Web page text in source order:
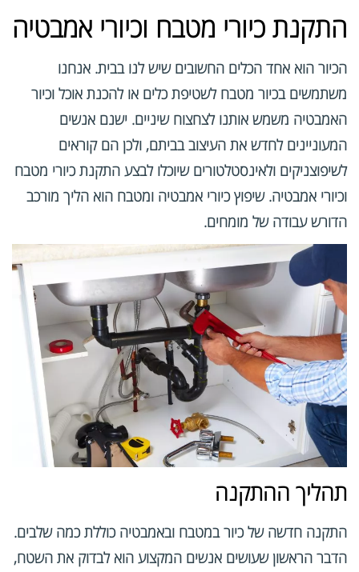
התקנת כיורי מטבח וכיורי אמבטיה
הכיור הוא אחד הכלים החשובים שיש לנו בבית. אנחנו
משתמשים בכיור מטבח לשטיפת כלים או להכנת אוכל וכיור
האמבטיה משמש אותנו לצחצוח שיניים. ישנם אנשים
המעוניינים לחדש את העיצוב בביתם, ולכן הם קוראים
לשיפוצניקים ולאינסטלטורים שיוכלו לבצע התקנת כיורי מטבח
וכיורי אמבטיה. שיפוץ כיורי אמבטיה ומטבח הוא הליך מורכב
הדורש עבודה של מומחים.
תהליך ההתקנה
התקנה חדשה של כיור במטבח ובאמבטיה כוללת כמה שלבים.
הדבר הראשון שעושים אנשים המקצוע הוא לבדוק את השטח,